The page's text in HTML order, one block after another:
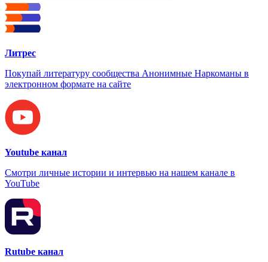
Литрес
Покупай литературу сообщества Анонимные Наркоманы в
электронном формате на сайте
Youtube канал
Смотри личные истории и интервью на нашем канале в
YouTube
Rutube канал